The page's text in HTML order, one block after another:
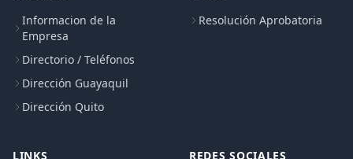
Informacion de la
Empresa
Directorio / Teléfonos
Dirección Guayaquil
Dirección Quito
Resolución Aprobatoria
LINKS REDES SOCIALES